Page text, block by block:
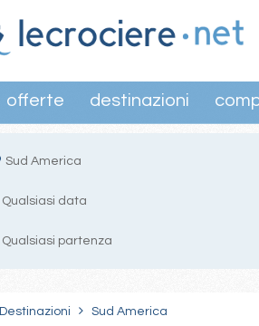
offerte destinazioni
Sud America
Qualsiasi data
Qualsiasi partenza
Destinazioni Sud America